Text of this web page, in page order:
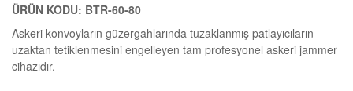
ÜRÜN KODU: BTR-60-80
Askeri konvoyların güzergahlarında tuzaklanmış patlayıcıların
uzaktan tetiklenmesini engelleyen tam profesyonel askeri jammer
cihazıdır.